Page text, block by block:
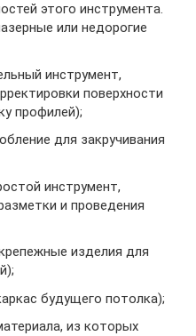
этого инструмента.
или недорогие
инструмент,
поверхности
профилей);
для закручивания
инструмент,
и проведения
изделия для
будущего потолка);
из которых